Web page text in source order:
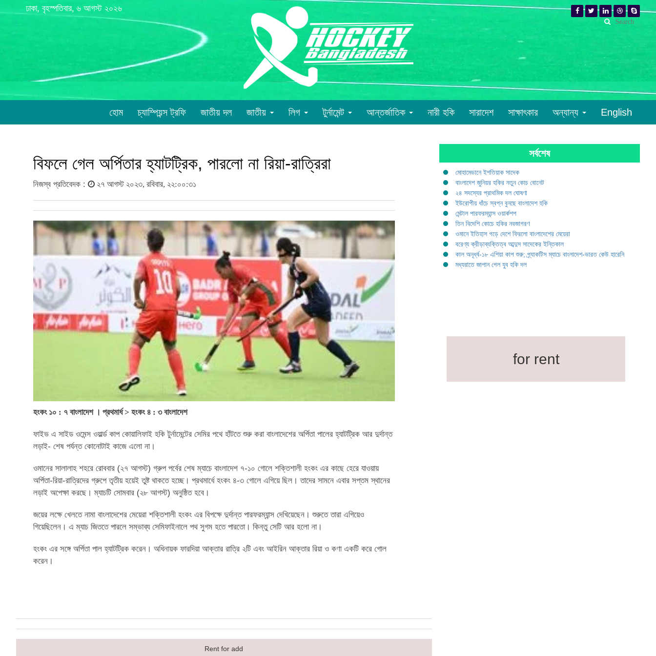
ঢাকা, বৃহস্পতিবার, ৬ আগস্ট ২০২৬
হোম চ্যাম্পিয়ন্স ট্রফি জাতীয় দল জাতীয় লিগ টুর্নামেন্ট আন্তর্জাতিক নারী হকি সারাদেশ সাক্ষাৎকার অন্যান্য English
বিফলে গেল অর্পিতার হ্যাটট্রিক, পারলো না রিয়া-রাত্রিরা
নিজস্ব প্রতিবেদক : ২৭ আগস্ট ২০২৩, রবিবার, ২২:০০:৩১
হংকং ১০ : ৭ বাংলাদেশ । প্রথমার্ধ > হংকং ৪ : ৩ বাংলাদেশ
ফাইভ এ সাইড ওমেন্স ওয়ার্ল্ড কাপ কোয়ালিফাই হকি টুর্নামেন্টের সেমির পথে হাঁটতে শুরু করা বাংলাদেশের অর্পিতা পালের হ্যাটট্রিক আর দুর্দান্ত
লড়াই- শেষ পর্যন্ত কোনোটাই কাজে এলো না।
ওমানের সালালাহ শহরে রোববার (২৭ আগস্ট) গ্রুপ পর্বের শেষ ম্যাচে বাংলাদেশ ৭-১০ গোলে শক্তিশালী হংকং এর কাছে হেরে যাওয়ায়
অর্পিতা-রিয়া-রাত্রিদের গ্রুপে তৃতীয় হয়েই তুষ্ট থাকতে হচ্ছে। প্রথমার্ধে হংকং ৪-৩ গোলে এগিয়ে ছিল। তাদের সামনে এবার সপ্তম স্থানের
লড়াই অপেক্ষা করছে। ম্যাচটি সোমবার (২৮ আগস্ট) অনুষ্ঠিত হবে।
জয়ের লক্ষে খেলতে নামা বাংলাদেশের মেয়েরা শক্তিশালী হংকং এর বিপক্ষে দুর্দান্ত পারফরম্যান্স দেখিয়েছেন। শুরুতে তারা এগিয়েও
গিয়েছিলেন। এ ম্যাচ জিততে পারলে সম্ভাব্য সেমিফাইনালে পথ সুগম হতে পারতো। কিন্তু সেটি আর হলো না।
হংকং এর সঙ্গে অর্পিতা পাল হ্যাটট্রিক করেন। অধিনায়ক ফারদিয়া আক্তার রাত্রি ২টি এবং আইরিন আক্তার রিয়া ও কণা একটি করে গোল
করেন।
Rent for add
সর্বশেষ
মোহামেডানে ইশতিয়াক সাদেক
বাংলাদেশ জুনিয়র হকির নতুন কোচ বোনেট
২৪ সদস্যের প্রাথমিক দল ঘোষণা
ইউরোপীয় ধাঁচে স্বপ্ন বুনছে বাংলাদেশ হকি
মেন্টাল পারফরম্যান্স ওয়ার্কশপ
তিন বিদেশি কোচে হকির নবজাগরণ
ওমানে ইতিহাস গড়ে দেশে ফিরলো বাংলাদেশের মেয়েরা
বরেণ্য ক্রীড়াব্যক্তিত্ব আব্দুস সাদেকের ইন্তিকাল
কাল অনূর্ধ্ব-১৮ এশিয়া কাপ শুরু; প্র্যাকটিস ম্যাচে বাংলাদেশ-ভারত কেউ হারেনি
মধ্যরাতে জাপান গেল যুব হকি দল
for rent